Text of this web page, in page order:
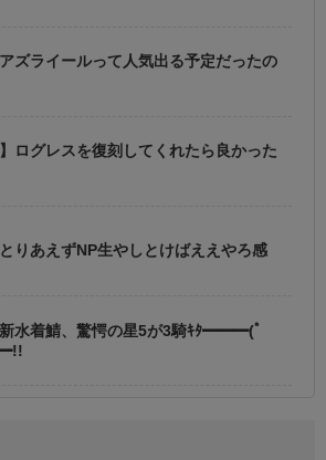
アズライールって人気出る予定だったの
】ログレスを復刻してくれたら良かった
とりあえずNP生やしとけばええやろ感
新水着鯖、驚愕の星5が3騎ｷﾀ━━━(ﾟ